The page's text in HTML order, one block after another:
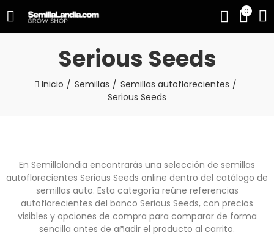
0
Serious Seeds
Inicio Semillas
Semillas autoflorecientes
Serious Seeds
En Semillalandia encontrarás una selección de semillas
autoflorecientes Serious Seeds online dentro del catálogo de
semillas auto. Esta categoría reúne referencias
autoflorecientes del banco Serious Seeds, con precios
visibles y opciones de compra para comparar de forma
sencilla antes de añadir el producto al carrito.